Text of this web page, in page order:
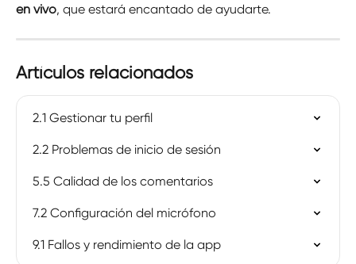
en vivo, que estará encantado de ayudarte.
Artículos relacionados
2.1 Gestionar tu perfil
2.2 Problemas de inicio de sesión
5.5 Calidad de los comentarios
7.2 Configuración del micrófono
9.1 Fallos y rendimiento de la app